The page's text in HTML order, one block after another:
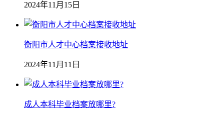
2024年11月15日
衡阳市人才中心档案接收地址
2024年11月11日
成人本科毕业档案放哪里?